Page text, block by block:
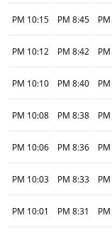
8:45 PM
10:15 PM
8:42 PM
10:12 PM
8:40 PM
10:10 PM
8:38 PM
10:08 PM
8:36 PM
10:06 PM
8:33 PM
10:03 PM
8:31 PM
10:01 PM